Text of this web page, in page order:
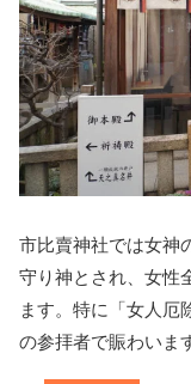
市比賣神社では女神
守り神とされ、女性
ます。特に「女人厄
の参拝者で賑わいま